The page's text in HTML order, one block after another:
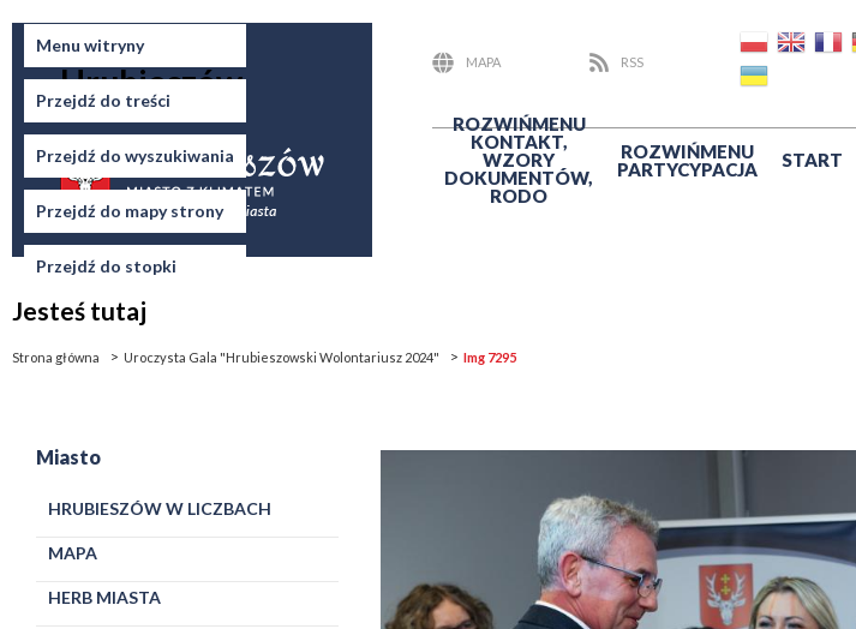
Menu witryny
Przejdź do treści
Przejdź do wyszukiwania
Przejdź do mapy strony
Przejdź do stopki
Miasto
Hrubieszów
MAPA
RSS
ROZWIŃMENU
KONTAKT,
WZORY
DOKUMENTÓW,
RODO
ROZWIŃMENU
PARTYCYPACJA
START
Jesteś tutaj
Strona główna Uroczysta Gala "Hrubieszowski Wolontariusz 2024" Img 7295
Miasto
HRUBIESZÓW W LICZBACH
MAPA
HERB MIASTA